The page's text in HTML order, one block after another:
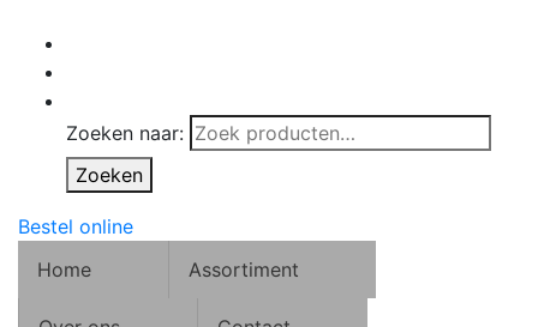
Zoeken naar:
Zoeken
Bestel online
Home
Assortiment